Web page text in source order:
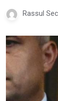
Rassul